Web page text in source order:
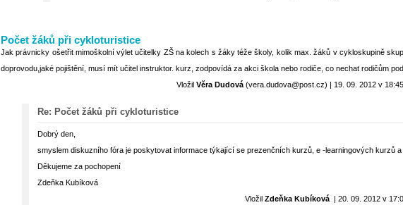
Počet žáků při cykloturistice
Jak právnicky ošetřit mimoškolní výlet učitelky ZŠ na kolech s žáky téže školy, kolik max. žáků v cykloskupině
doprovodu,jaké pojištění, musí mít učitel instruktor. kurz, zodpovídá za akci škola nebo rodiče, co nechat rodičům
Vložil Věra Dudová (vera.dudova@post.cz) | 19. 09. 2012 v
Re: Počet žáků při cykloturistice
Dobrý den,
smyslem diskuzního fóra je poskytovat informace týkající se prezenčních kurzů, e -learningových kurzů a
Děkujeme za pochopení
Zdeňka Kubíková
Vložil Zdeňka Kubíková | 20. 09. 2012 v